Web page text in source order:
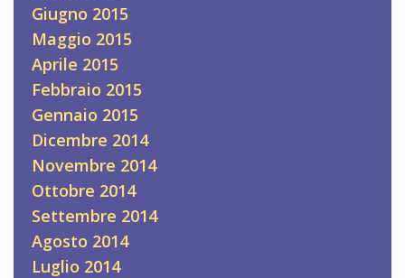
Giugno 2015
Maggio 2015
Aprile 2015
Febbraio 2015
Gennaio 2015
Dicembre 2014
Novembre 2014
Ottobre 2014
Settembre 2014
Agosto 2014
Luglio 2014